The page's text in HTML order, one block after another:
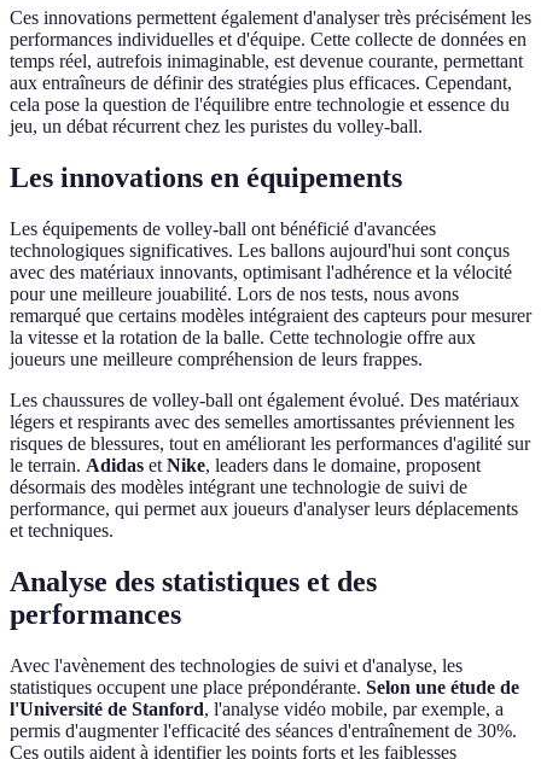
Ces innovations permettent également d'analyser très précisément les
performances individuelles et d'équipe. Cette collecte de données en
temps réel, autrefois inimaginable, est devenue courante, permettant
aux entraîneurs de définir des stratégies plus efficaces. Cependant,
cela pose la question de l'équilibre entre technologie et essence du
jeu, un débat récurrent chez les puristes du volley-ball.
Les innovations en équipements
Les équipements de volley-ball ont bénéficié d'avancées
technologiques significatives. Les ballons aujourd'hui sont conçus
avec des matériaux innovants, optimisant l'adhérence et la vélocité
pour une meilleure jouabilité. Lors de nos tests, nous avons
remarqué que certains modèles intégraient des capteurs pour mesurer
la vitesse et la rotation de la balle. Cette technologie offre aux
joueurs une meilleure compréhension de leurs frappes.
Les chaussures de volley-ball ont également évolué. Des matériaux
légers et respirants avec des semelles amortissantes préviennent les
risques de blessures, tout en améliorant les performances d'agilité sur
le terrain. Adidas et Nike, leaders dans le domaine, proposent
désormais des modèles intégrant une technologie de suivi de
performance, qui permet aux joueurs d'analyser leurs déplacements
et techniques.
Analyse des statistiques et des
performances
Avec l'avènement des technologies de suivi et d'analyse, les
statistiques occupent une place prépondérante. Selon une étude de
l'Université de Stanford, l'analyse vidéo mobile, par exemple, a
permis d'augmenter l'efficacité des séances d'entraînement de 30%.
Ces outils aident à identifier les points forts et les faiblesses